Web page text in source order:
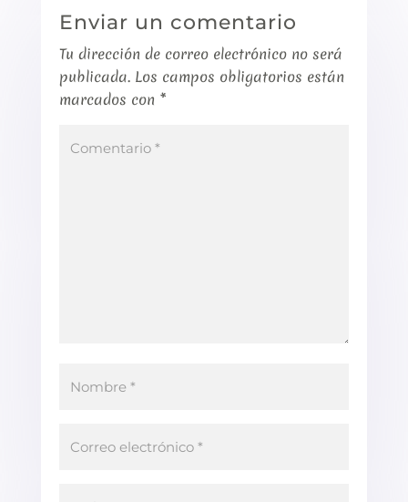
Enviar un comentario
Tu dirección de correo electrónico no será
publicada. Los campos obligatorios están
marcados con *